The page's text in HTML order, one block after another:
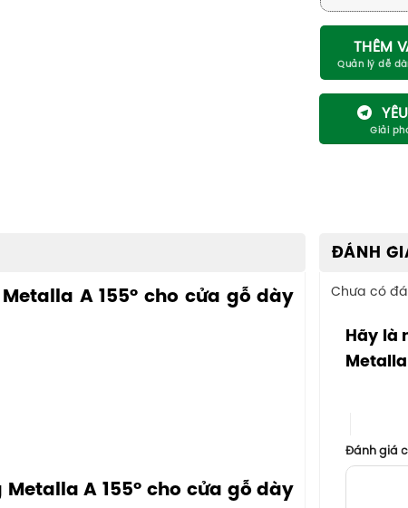
THÊM
A 155° cho cửa gỗ dày
A 155° cho cửa gỗ dày
ĐÁNH
Chưa có
Hãy là
Đánh giá